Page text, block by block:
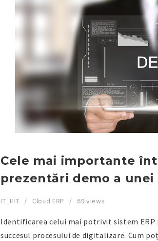
Cele mai importante
prezentări demo a unei
IT_HIT Cloud ERP 69 views
Identificarea celui mai potrivit sistem
succesul procesului de digitalizare. Cum